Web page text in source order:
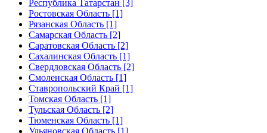
Республика Татарстан [3]
Ростовская Область [1]
Рязанская Область [1]
Самарская Область [2]
Саратовская Область [2]
Сахалинская Область [1]
Свердловская Область [2]
Смоленская Область [1]
Ставропольский Край [1]
Томская Область [1]
Тульская Область [2]
Тюменская Область [1]
Ульяновская Область [1]